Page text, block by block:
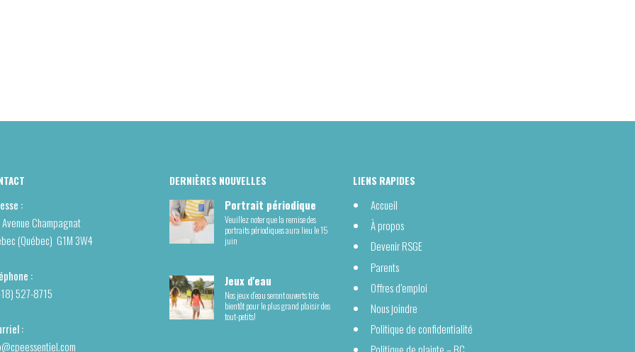
:
Champagnat
(Québec) G1M 3W4
:
527-8715
:
DERNIÈRES NOUVELLES
Portrait périodique
Veuillez noter que la remise des
portraits périodiques aura lieu le 15
juin
Jeux d'eau
Nos jeux d’eau seront ouverts très
bientôt pour le plus grand plaisir des
tout-petits!
LIENS RAPIDES
Accueil
À propos
Devenir RSGE
Parents
Offres d’emploi
Nous joindre
Politique de confidentialité